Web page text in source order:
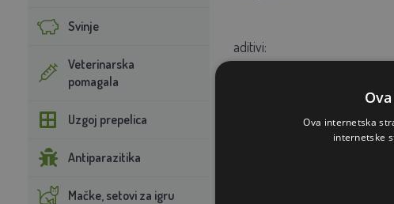
Svinje
Veterinarska
pomagala
Uzgoj prepelica
Antiparazitika
Mačke, setovi za igru
aditivi:
3a672a Vitamin A 9990,00
(bakrov sulfat pentahidrat)
(željezov sulfat
3.1.3.26 500,00 FTU / kg,
Ova internetska
internetske